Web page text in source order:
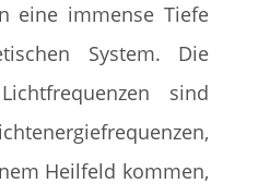
eine immense Tiefe
System. Die
sind
Heilfeld kommen,